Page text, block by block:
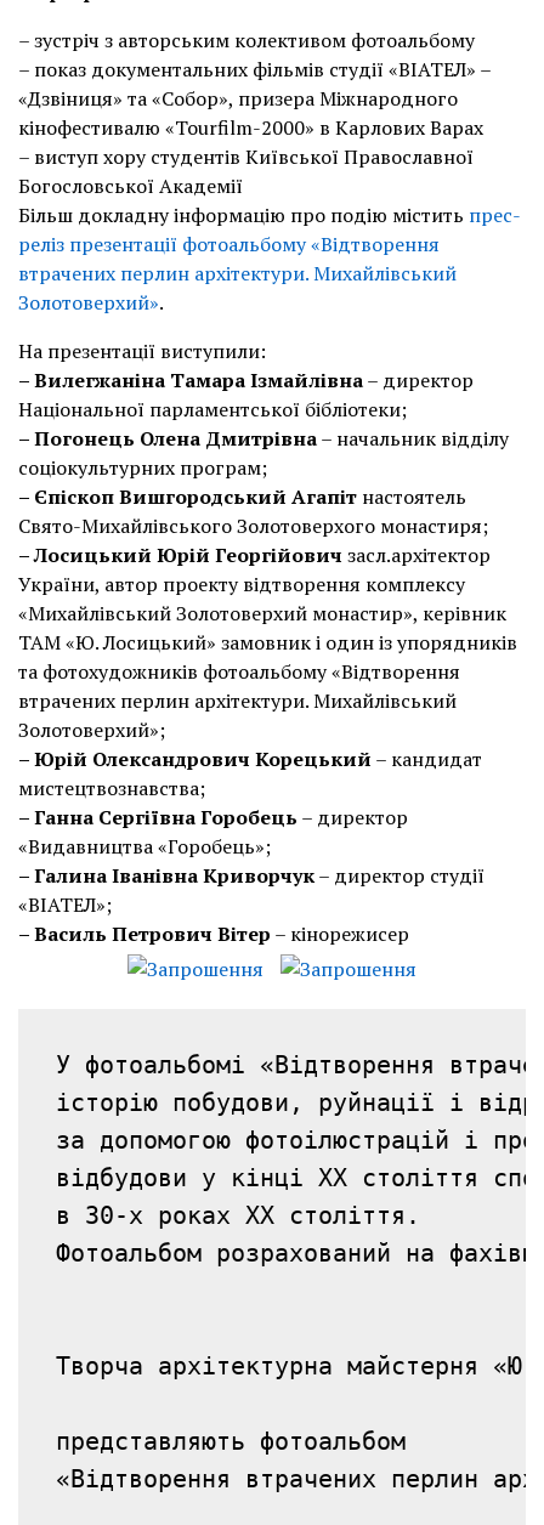
– зустріч з авторським колективом фотоальбому
– показ документальних фільмів студії «ВІАТЕЛ» –
«Дзвіниця» та «Собор», призера Міжнародного
кінофестивалю «Tourfilm-2000» в Карлових Варах
– виступ хору студентів Київської Православної
Богословської Академії
Більш докладну інформацію про подію містить прес-
реліз презентації фотоальбому «Відтворення
втрачених перлин архітектури. Михайлівський
Золотоверхий».
На презентації виступили:
– Вилегжаніна Тамара Ізмайлівна– директор
Національної парламентської бібліотеки;
– Погонець Олена Дмитрівна– начальник відділу
соціокультурних програм;
– Єпіскоп Вишгородський Агапіт настоятель
Свято-Михайлівського Золотоверхого монастиря;
– Лосицький Юрій Георгійович засл.архітектор
України, автор проекту відтворення комплексу
«Михайлівський Золотоверхий монастир», керівник
ТАМ «Ю. Лосицький» замовник і один із упорядників
та фотохудожників фотоальбому «Відтворення
втрачених перлин архітектури. Михайлівський
Золотоверхий»;
– Юрій Олександрович Корецький – кандидат
мистецтвознавства;
– Ганна Сергіївна Горобець – директор
«Видавництва «Горобець»;
– Галина Іванівна Криворчук– директор студії
«ВІАТЕЛ»;
– Василь Петрович Вітер – кінорежисер
У фотоальбомі «Відтворення
історію побудови, руйнації і
за допомогою фотоілюстрацій і
відбудови у кінці ХХ століття
в 30-х роках ХХ століття.
Фотоальбом розрахований на
Творча архітектурна майстерня
представляють фотоальбом
«Відтворення втрачених перлин